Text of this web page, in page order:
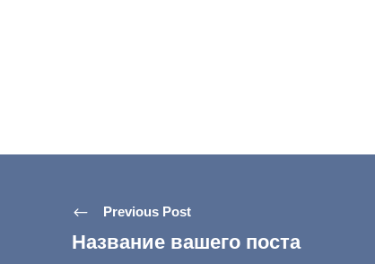
Previous Post
Название вашего поста